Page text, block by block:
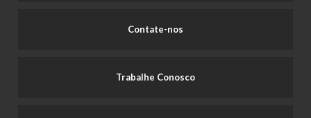
Contate-nos
Trabalhe Conosco